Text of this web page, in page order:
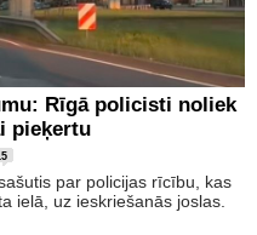
Rīgā policisti noliek
pieķertu
par policijas rīcību, kas
ielā, uz ieskriešanās joslas.